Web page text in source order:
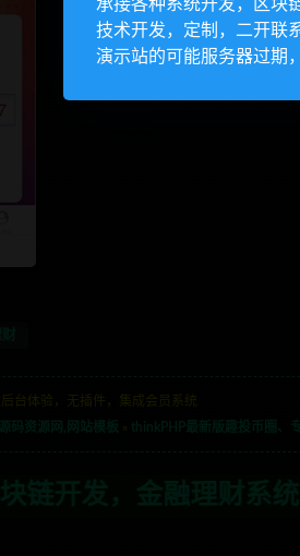
台体验，无插件，集成会员系统
码资源网,网站模板
thinkPHP最新版趣投币圈、
系统开发，行业不限
承接各种系统开发，区块
技术开发，定制，二开联
演示站的可能服务器过期